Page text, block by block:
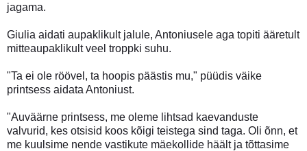
jagama.
Giulia aidati aupaklikult jalule, Antoniusele aga topiti ääretult
mitteaupaklikult veel troppki suhu.
"Ta ei ole röövel, ta hoopis päästis mu," püüdis väike
printsess aidata Antoniust.
"Auväärne printsess, me oleme lihtsad kaevanduste
valvurid, kes otsisid koos kõigi teistega sind taga. Oli õnn, et
me kuulsime nende vastikute mäekollide häält ja tõttasime